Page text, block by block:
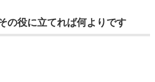
の役に立てれば何よりです